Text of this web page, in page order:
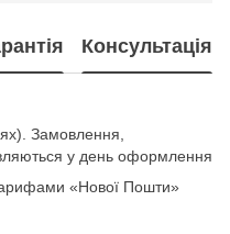
Консультація
Замовлення,
у день оформлення
«Нової Пошти»